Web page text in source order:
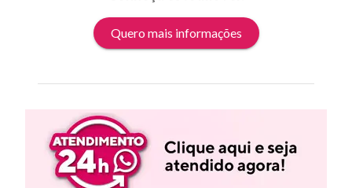
Quero mais informações